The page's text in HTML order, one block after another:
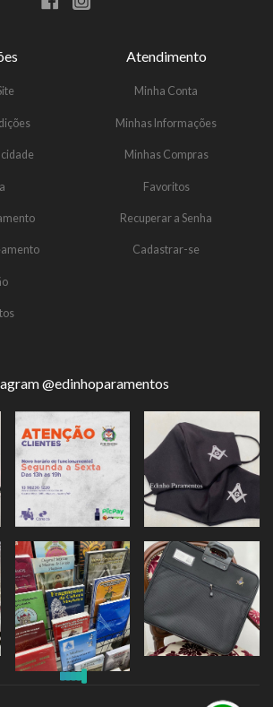
Atendimento
Minha Conta
Minhas Informações
Minhas Compras
Favoritos
Recuperar a Senha
Cadastrar-se
@edinhoparamentos